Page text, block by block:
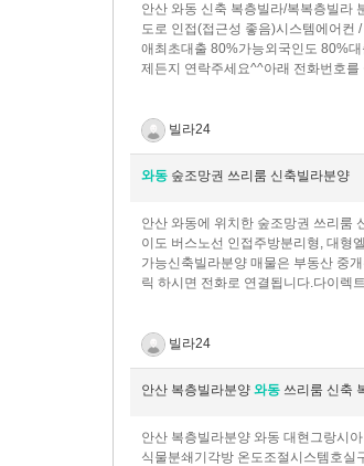
안산 와동 신축 복층빌라/복복층빌라
도로 인접(접근성 좋음)시스템에어컨
애최초대출 80%가능외국인도 80%
제든지 연락주세요^^아래 전화번호
빌라24
와동 숲조망권 쓰리룸 신축빌라분양
안산 와동에 위치한 숲조망권 쓰리룸
이도 버스노선 인접주방분리형, 대형
가능신축빌라분양 매물은 부동산 중
릭 하시면 전화로 연결됩니다.다이렉
빌라24
안산 복층빌라분양 와동 쓰리룸 신축
안산 복층빌라분양 와동 대현그랑시
식물분쇄기각방 온도조절시스템호